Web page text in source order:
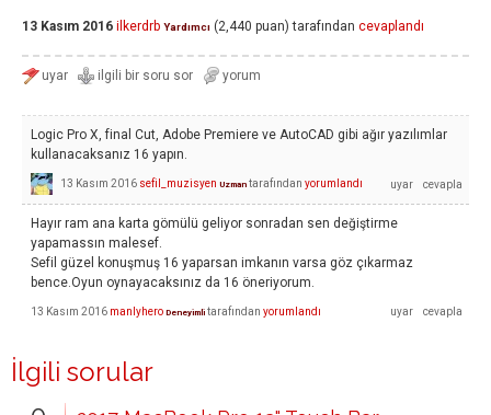
13 Kasım 2016 ilkerdrb Yardımcı (2,440 puan) tarafından cevaplandı
Logic Pro X, final Cut, Adobe Premiere ve AutoCAD gibi ağır yazılımlar
kullanacaksanız 16 yapın.
13 Kasım 2016 sefil_muzisyen Uzman tarafından yorumlandı
Hayır ram ana karta gömülü geliyor sonradan sen değiştirme
yapamassın malesef.
Sefil güzel konuşmuş 16 yaparsan imkanın varsa göz çıkarmaz
bence.Oyun oynayacaksınız da 16 öneriyorum.
13 Kasım 2016 manlyhero Deneyimli tarafından yorumlandı
İlgili sorular